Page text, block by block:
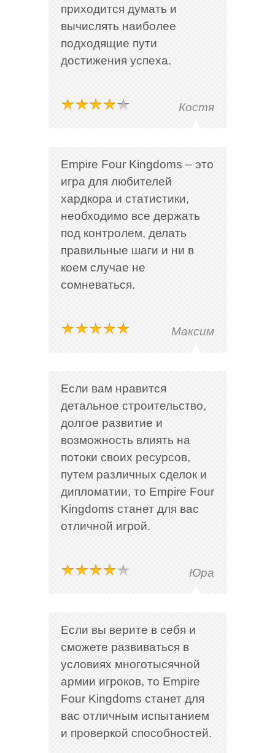
приходится думать и
вычислять наиболее
подходящие пути
достижения успеха.
Костя
Empire Four Kingdoms – это
игра для любителей
хардкора и статистики,
необходимо все держать
под контролем, делать
правильные шаги и ни в
коем случае не
сомневаться.
Максим
Если вам нравится
детальное строительство,
долгое развитие и
возможность влиять на
потоки своих ресурсов,
путем различных сделок и
дипломатии, то Empire Four
Kingdoms станет для вас
отличной игрой.
Юра
Если вы верите в себя и
сможете развиваться в
условиях многотысячной
армии игроков, то Empire
Four Kingdoms станет для
вас отличным испытанием
и проверкой способностей.